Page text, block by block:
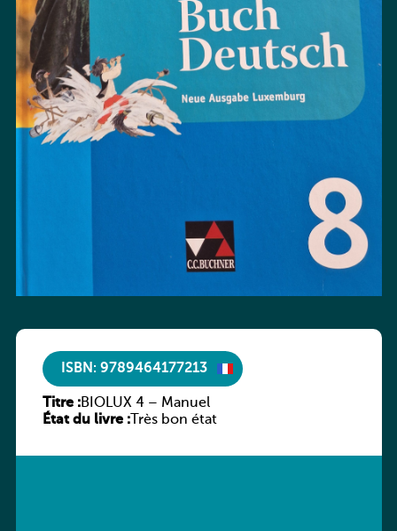
ISBN: 9789464177213
Titre :BIOLUX 4 – Manuel
État du livre :Très bon état